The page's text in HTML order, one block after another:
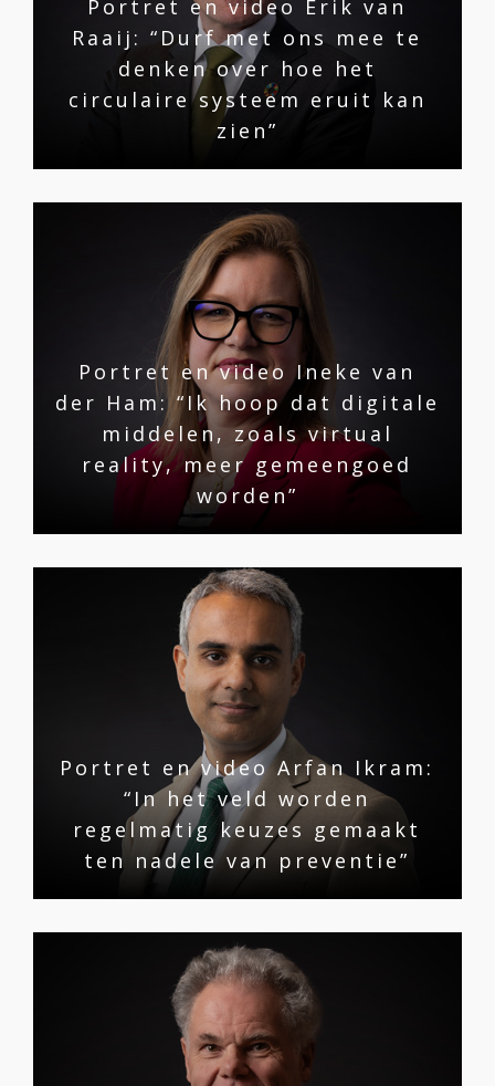
Portret en video Erik van
Raaij: “Durf met ons mee te
denken over hoe het
circulaire systeem eruit kan
zien”
Portret en video Ineke van
der Ham: “Ik hoop dat digitale
middelen, zoals virtual
reality, meer gemeengoed
worden”
Portret en video Arfan Ikram:
“In het veld worden
regelmatig keuzes gemaakt
ten nadele van preventie”